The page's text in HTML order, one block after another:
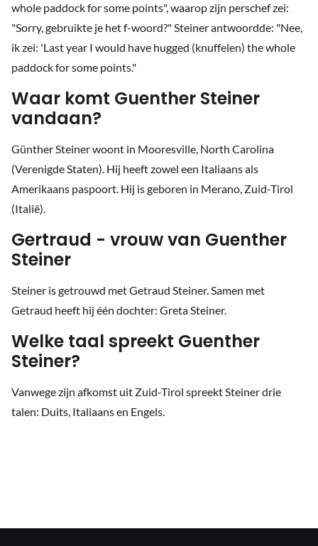
whole paddock for some points", waarop zijn perschef zei:
"Sorry, gebruikte je het f-woord?" Steiner antwoordde: "Nee,
ik zei: 'Last year I would have hugged (knuffelen) the whole
paddock for some points."
Waar komt Guenther Steiner
vandaan?
Günther Steiner woont in Mooresville, North Carolina
(Verenigde Staten). Hij heeft zowel een Italiaans als
Amerikaans paspoort. Hij is geboren in Merano, Zuid-Tirol
(Italië).
Gertraud - vrouw van Guenther
Steiner
Steiner is getrouwd met Getraud Steiner. Samen met
Getraud heeft hij één dochter: Greta Steiner.
Welke taal spreekt Guenther
Steiner?
Vanwege zijn afkomst uit Zuid-Tirol spreekt Steiner drie
talen: Duits, Italiaans en Engels.